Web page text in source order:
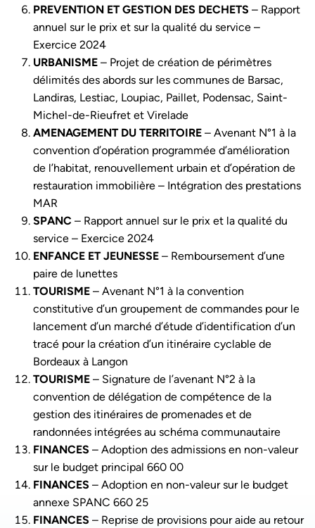
PREVENTION ET GESTION DES DECHETS – Rapport
annuel sur le prix et sur la qualité du service –
Exercice 2024
URBANISME – Projet de création de périmètres
délimités des abords sur les communes de Barsac,
Landiras, Lestiac, Loupiac, Paillet, Podensac, Saint-
Michel-de-Rieufret et Virelade
AMENAGEMENT DU TERRITOIRE – Avenant N°1 à la
convention d’opération programmée d’amélioration
de l’habitat, renouvellement urbain et d’opération de
restauration immobilière – Intégration des prestations
MAR
SPANC – Rapport annuel sur le prix et la qualité du
service – Exercice 2024
ENFANCE ET JEUNESSE – Remboursement d’une
paire de lunettes
TOURISME – Avenant N°1 à la convention
constitutive d’un groupement de commandes pour le
lancement d’un marché d’étude d’identification d’un
tracé pour la création d’un itinéraire cyclable de
Bordeaux à Langon
TOURISME – Signature de l’avenant N°2 à la
convention de délégation de compétence de la
gestion des itinéraires de promenades et de
randonnées intégrées au schéma communautaire
FINANCES – Adoption des admissions en non-valeur
sur le budget principal 660 00
FINANCES – Adoption en non-valeur sur le budget
annexe SPANC 660 25
FINANCES – Reprise de provisions pour aide au retour